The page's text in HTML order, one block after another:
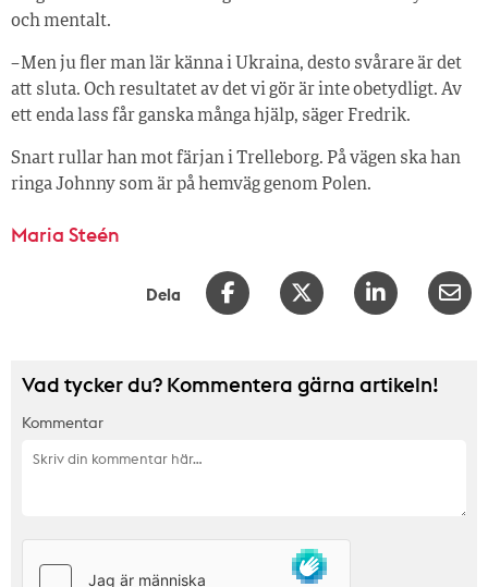
och mentalt.
– Men ju fler man lär känna i Ukraina, desto svårare är det
att sluta. Och resultatet av det vi gör är inte obetydligt. Av
ett enda lass får ganska många hjälp, säger Fredrik.
Snart rullar han mot färjan i Trelleborg. På vägen ska han
ringa Johnny som är på hemväg genom Polen.
Maria Steén
Dela
Vad tycker du? Kommentera gärna artikeln!
Kommentar